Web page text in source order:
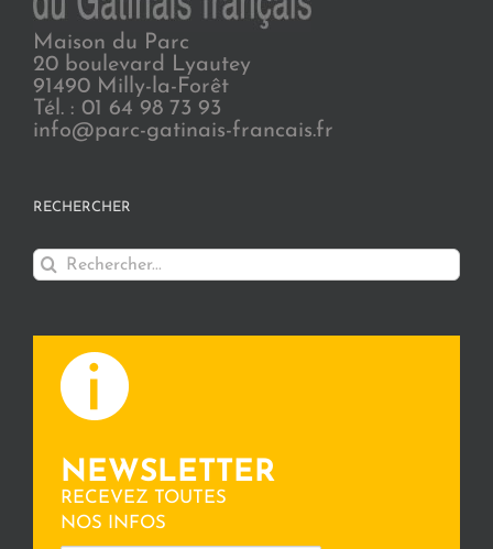
Maison du Parc
20 boulevard Lyautey
91490 Milly-la-Forêt
Tél. : 01 64 98 73 93
info@parc-gatinais-francais.fr
RECHERCHER
Rechercher:
NEWSLETTER
RECEVEZ TOUTES
NOS INFOS